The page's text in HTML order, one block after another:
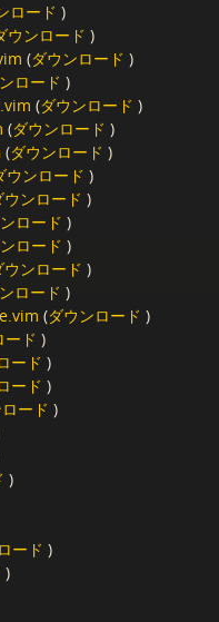
ロード )
ウンロード )
(ダウンロード )
ロード )
(ダウンロード )
(ダウンロード )
(ダウンロード )
ウンロード )
ウンロード )
ロード )
ロード )
ウンロード )
ロード )
(ダウンロード )
ード )
ード )
ード )
ード )
)
ード )
)